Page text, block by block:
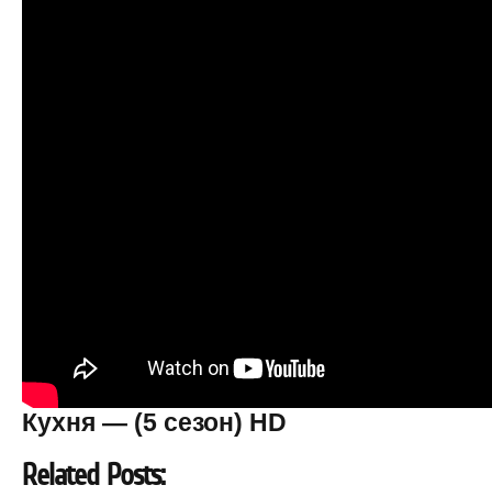
Кухня — (5 сезон) HD
Related Posts: